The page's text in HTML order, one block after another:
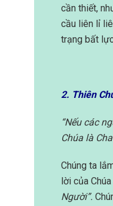
cần thiết,
cầu liên lỉ
trạng bất
2. Thiên
“Nếu các
Chúa là
Chúng ta
lời của
Người”.